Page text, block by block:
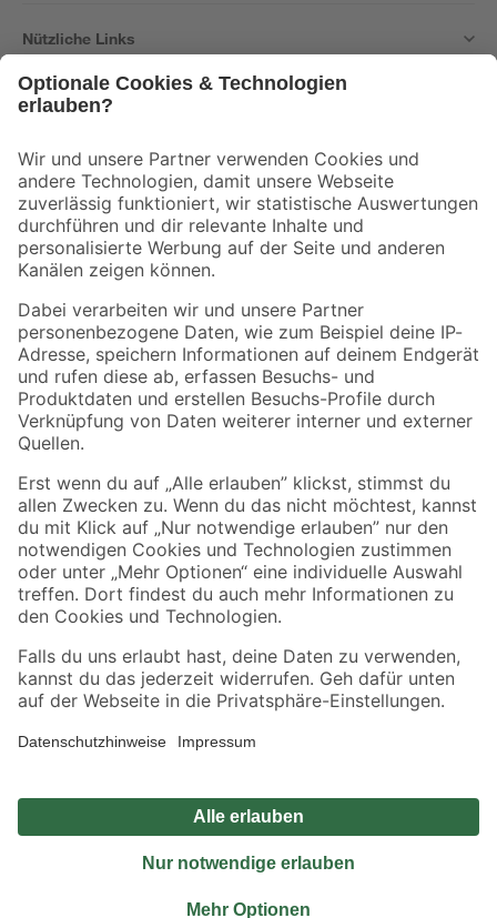
Nützliche Links
Der toom Newsletter: Keine Angebote und Aktionen mehr verpassen!
Zur Newsletter Anmeldung
Folge uns
Zahlungsarten Versandarten
Sicher einkaufen
Jetzt die toom-App herunterladen
Alle Preisangaben in EUR inkl. gesetzl. MwSt.. Die dargestellten Angebote sind unter
Umständen nicht in allen Märkten verfügbar. Die angegebenen Verfügbarkeiten beziehen
Produkte nur solange der Vorrat reicht.
*Paketversand ab 59 € versandkostenfrei, gilt nicht für Artikel mit Speditionsversand, hier
Privatsphäre Impressum
Nutzungsbedingungen
Widerrufsrecht
Vertrag widerrufen
© 2026 toom Baumarkt GmbH